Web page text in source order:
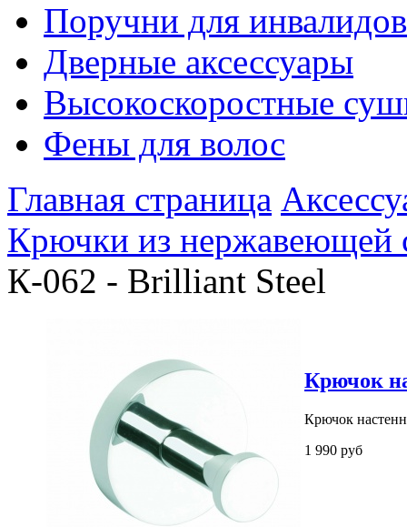
Поручни для инвалидов
Дверные аксессуары
Высокоскоростные
Фены для волос
Главная страница
Крючки из нержавеющей
К-062 - Brilliant Steel
Крючок
Крючок
1 990 руб